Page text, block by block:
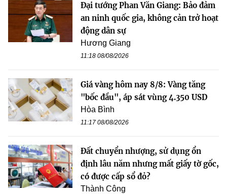
Đại tướng Phan Văn Giang: Bảo đảm
an ninh quốc gia, không cản trở hoạt
động dân sự
Hương Giang
11:18 08/08/2026
Giá vàng hôm nay 8/8: Vàng tăng
"bốc đầu", áp sát vùng 4.350 USD
Hòa Bình
11:17 08/08/2026
Đất chuyển nhượng, sử dụng ổn
định lâu năm nhưng mất giấy tờ gốc,
có được cấp sổ đỏ?
Thành Công